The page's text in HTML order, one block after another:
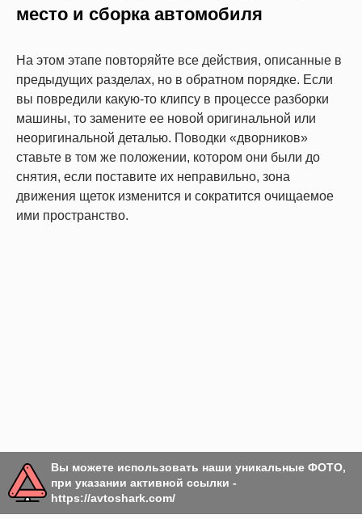
место и сборка автомобиля
На этом этапе повторяйте все действия, описанные в
предыдущих разделах, но в обратном порядке. Если
вы повредили какую-то клипсу в процессе разборки
машины, то замените ее новой оригинальной или
неоригинальной деталью. Поводки «дворников»
ставьте в том же положении, котором они были до
снятия, если поставите их неправильно, зона
движения щеток изменится и сократится очищаемое
ими пространство.
Вы можете использовать наши уникальные ФОТО,
при указании активной ссылки -
https://avtoshark.com/